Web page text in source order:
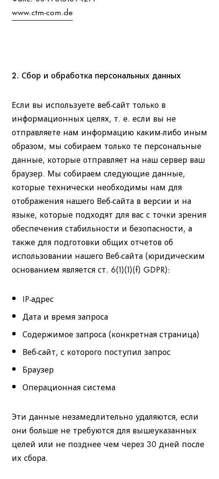
www.ctm-com.de
2. Сбор и обработка персональных данных
Если вы используете веб-сайт только в
информационных целях, т. е. если вы не
отправляете нам информацию каким-либо иным
образом, мы собираем только те персональные
данные, которые отправляет на наш сервер ваш
браузер. Мы собираем следующие данные,
которые технически необходимы нам для
отображения нашего Веб-сайта в версии и на
языке, которые подходят для вас с точки зрения
обеспечения стабильности и безопасности, а
также для подготовки общих отчетов об
использовании нашего Веб-сайта (юридическим
основанием является ст. 6(1)(1)(f) GDPR):
IP-адрес
Дата и время запроса
Содержимое запроса (конкретная страница)
Веб-сайт, с которого поступил запрос
Браузер
Операционная система
Эти данные незамедлительно удаляются, если
они больше не требуются для вышеуказанных
целей или не позднее чем через 30 дней после
их сбора.